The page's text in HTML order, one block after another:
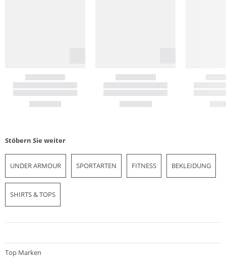
Stöbern Sie weiter
UNDER ARMOUR SPORTARTEN FITNESS BEKLEIDUNG
SHIRTS & TOPS
Top Marken